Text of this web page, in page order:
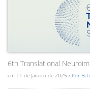
6th Translational
em 11 de Janeiro de 2025 / Por